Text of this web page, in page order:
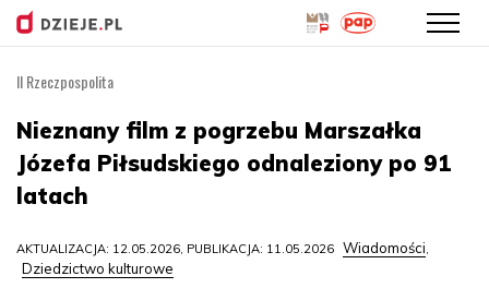
treści
II Rzeczpospolita
Nieznany film z pogrzebu Marszałka
Józefa Piłsudskiego odnaleziony po 91
latach
AKTUALIZACJA: 12.05.2026, PUBLIKACJA: 11.05.2026 Wiadomości,
Dziedzictwo kulturowe